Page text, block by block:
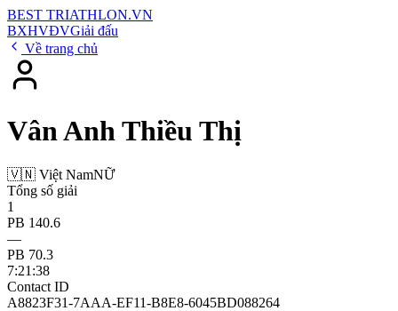
BEST TRIATHLON.VN
BXHVĐVGiải đấu
Về trang chủ
Vân Anh Thiều Thị
🇻🇳 Việt NamNỮ
Tổng số giải
1
PB 140.6
—
PB 70.3
7:21:38
Contact ID
A8823F31-7AAA-EF11-B8E8-6045BD088264